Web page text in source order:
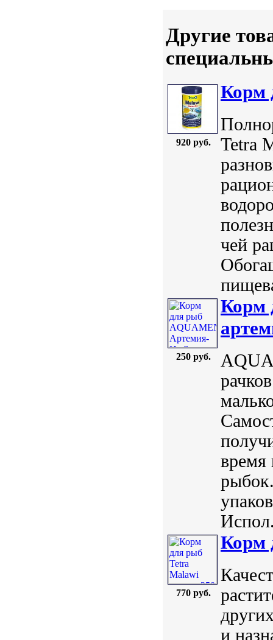
Другие
920 руб.
Корм
Tetra
чей
250 руб.
Корм
время
770 руб.
Корм
и